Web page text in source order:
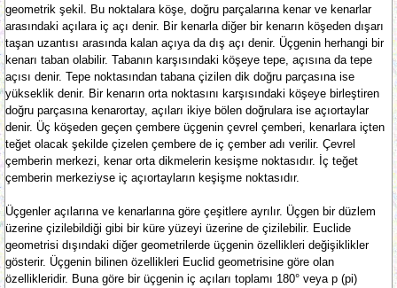
geometrik şekil. Bu noktalara köşe, doğru parçalarına kenar ve kenarlar
arasındaki açılara iç açı denir. Bir kenarla diğer bir kenarın köşeden dışarı
taşan uzantısı arasında kalan açıya da dış açı denir. Üçgenin herhangi bir
kenarı taban olabilir. Tabanın karşısındaki köşeye tepe, açısına da tepe
açısı denir. Tepe noktasından tabana çizilen dik doğru parçasına ise
yükseklik denir. Bir kenarın orta noktasını karşısındaki köşeye birleştiren
doğru parçasına kenarortay, açıları ikiye bölen doğrulara ise açıortaylar
denir. Üç köşeden geçen çembere üçgenin çevrel çemberi, kenarlara içten
teğet olacak şekilde çizelen çembere de iç çember adı verilir. Çevrel
çemberin merkezi, kenar orta dikmelerin kesişme noktasıdır. İç teğet
çemberin merkeziyse iç açıortayların keşişme noktasıdır.
Üçgenler açılarına ve kenarlarına göre çeşitlere ayrılır. Üçgen bir düzlem
üzerine çizilebildiği gibi bir küre yüzeyi üzerine de çizilebilir. Euclide
geometrisi dışındaki diğer geometrilerde üçgenin özellikleri değişiklikler
gösterir. Üçgenin bilinen özellikleri Euclid geometrisine göre olan
özellikleridir. Buna göre bir üçgenin iç açıları toplamı 180° veya p (pi)